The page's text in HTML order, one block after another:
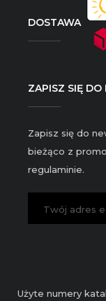
DOSTAWA
ZAPISZ SIĘ
Zapisz się do
bieżąco z
regulaminie.
Użyte numery